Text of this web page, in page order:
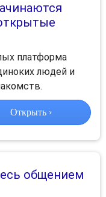
платформа
людей и
Открыть ›
общением